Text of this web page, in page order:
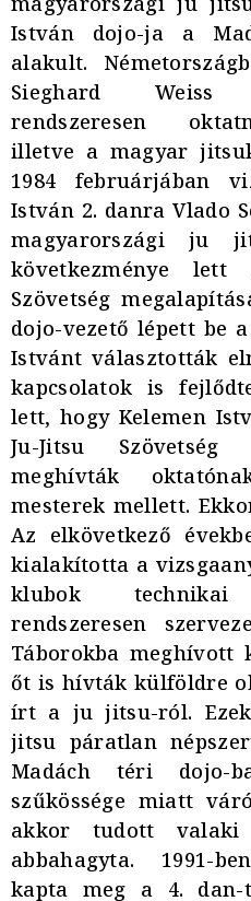
István dojo-ja a
alakult.
Sieghard
rendszeresen
illetve a magyar
1984 februárjában
István 2. danra Vlado
magyarországi ju
következménye
Szövetség
dojo-vezető lépett be
Istvánt választották
kapcsolatok is
lett, hogy Kelemen
Ju-Jitsu
meghívták
mesterek mellett.
Az elkövetkező
kialakította a
klubok
rendszeresen
Táborokba meghívott
őt is hívták külföldre
írt a ju jitsu-ról.
jitsu páratlan
Madách téri dojo-
szűkössége miatt
akkor tudott
abbahagyta. 1991-
kapta meg a 4. dan-